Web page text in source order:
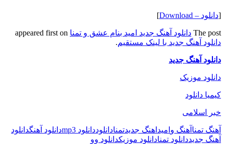
[دانلود – Download ]
The post دانلود آهنگ جدید امید بنام عشق و تمنا
دانلود آهنگ جدید با لینک مستقیم.
دانلود آهنگ جدید
دانلود موزیک
کیمیا دانلود
خبر اسلامی
آهنگ تمنا آهنگ و امید اهنگ جدیدتمنادانلوددانلود mp3 دانلود آهنگدانلود
آهنگ جدیددانلود تمنادانلود موزیکدانلود وو